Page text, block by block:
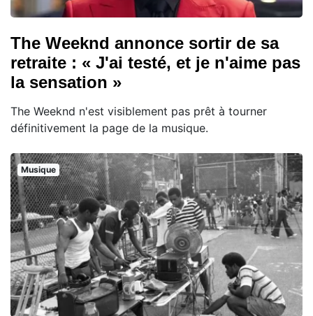
The Weeknd annonce sortir de sa
retraite : « J'ai testé, et je n'aime pas
la sensation »
The Weeknd n'est visiblement pas prêt à tourner
définitivement la page de la musique.
Musique